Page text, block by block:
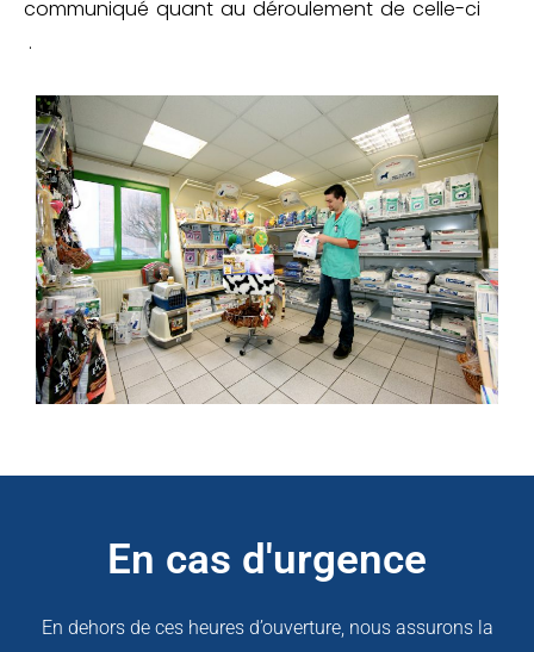
communiqué quant au déroulement de celle-ci
.
En cas d'urgence
En dehors de ces heures d’ouverture, nous assurons la